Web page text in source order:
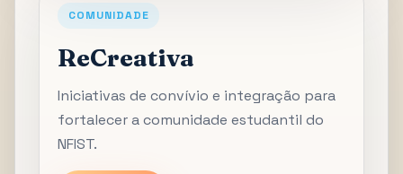
COMUNIDADE
ReCreativa
Iniciativas de convívio e integração para
fortalecer a comunidade estudantil do
NFIST.